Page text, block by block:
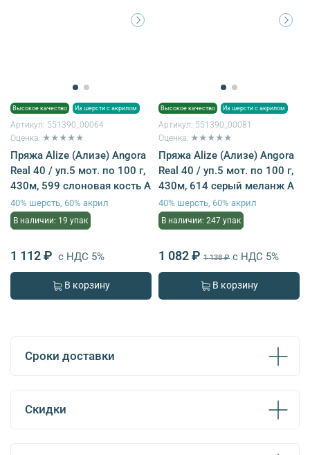
Высокое качество Из шерсти с акрилом
Артикул: 551390_00064
Оценка: ★★★★★
Пряжа Alize (Ализе) Angora
Real 40 / уп.5 мот. по 100 г,
430м, 599 слоновая кость A
40% шерсть, 60% акрил
В наличии: 19 упак
1 112 ₽ с НДС 5%
В корзину
Высокое качество Из шерсти с акрилом
Артикул: 551390_00081
Оценка: ★★★★★
Пряжа Alize (Ализе) Angora
Real 40 / уп.5 мот. по 100 г,
430м, 614 серый меланж A
40% шерсть, 60% акрил
В наличии: 247 упак
1 082 ₽ 1 138 ₽ с НДС 5%
В корзину
Сроки доставки
Скидки